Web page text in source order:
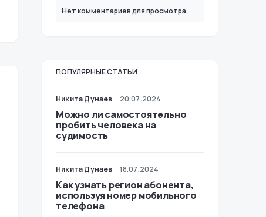
Нет комментариев для просмотра.
ПОПУЛЯРНЫЕ СТАТЬИ
Никита Дунаев 20.07.2024
Можно ли самостоятельно
пробить человека на
судимость
Никита Дунаев 18.07.2024
Как узнать регион абонента,
используя номер мобильного
телефона